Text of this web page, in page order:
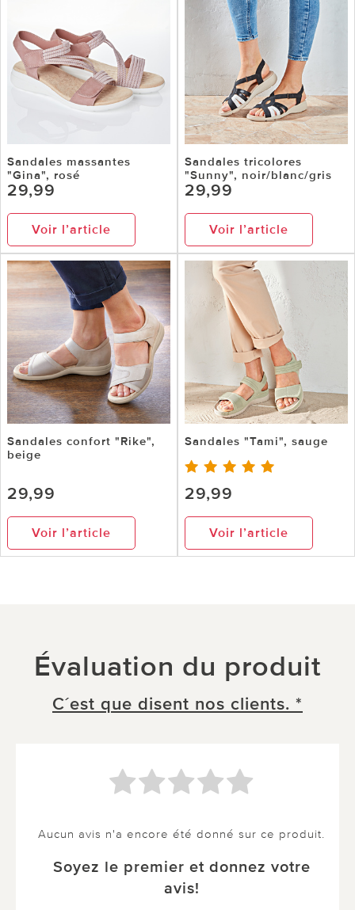
Sandales massantes
"Gina", rosé
29,99
Voir l’article
Sandales tricolores
"Sunny", noir/blanc/gris
29,99
Voir l’article
Sandales confort "Rike",
beige
29,99
Voir l’article
Sandales "Tami", sauge
29,99
Voir l’article
Évaluation du produit
C´est que disent nos clients. *
Aucun avis n'a encore été donné sur ce produit.
Soyez le premier et donnez votre
avis!